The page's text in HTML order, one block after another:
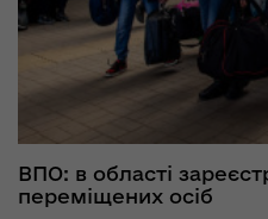
ВПО: в області
переміщених осіб